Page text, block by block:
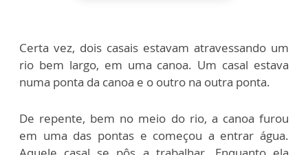
Certa vez, dois casais estavam atravessando um
rio bem largo, em uma canoa. Um casal estava
numa ponta da canoa e o outro na outra ponta.
De repente, bem no meio do rio, a canoa furou
em uma das pontas e começou a entrar água.